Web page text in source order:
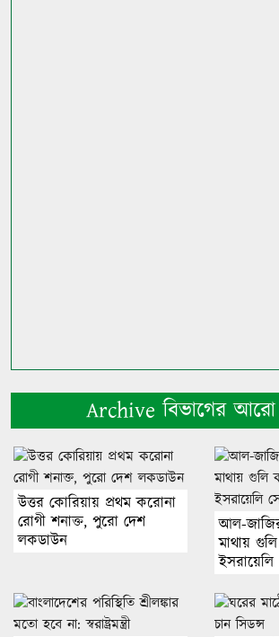
Archive বিভাগের
উত্তর কোরিয়ায় প্রথম করোনা
রোগী শনাক্ত, পুরো দেশ
লকডাউন
আল-
মাথায়
ইসরায়েলি